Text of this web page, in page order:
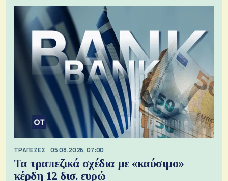
ΤΡΑΠΕΖΕΣ 05.08.2026, 07:00
Τα τραπεζικά σχέδια με «καύσιμο»
κέρδη 12 δισ. ευρώ